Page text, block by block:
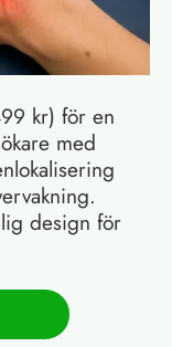
kr) för en
med
design för